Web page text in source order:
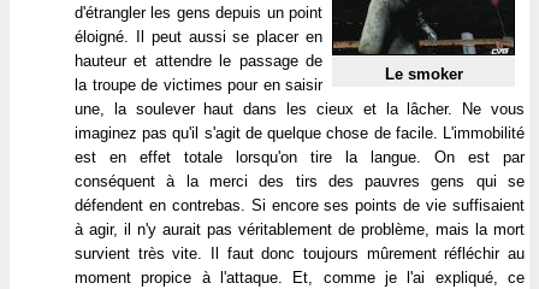
Le smoker
d'étrangler les gens depuis un point
éloigné. Il peut aussi se placer en
hauteur et attendre le passage de
la troupe de victimes pour en saisir
une, la soulever haut dans les cieux et la lâcher. Ne vous
imaginez pas qu'il s'agit de quelque chose de facile. L'immobilité
est en effet totale lorsqu'on tire la langue. On est par
conséquent à la merci des tirs des pauvres gens qui se
défendent en contrebas. Si encore ses points de vie suffisaient
à agir, il n'y aurait pas véritablement de problème, mais la mort
survient très vite. Il faut donc toujours mûrement réfléchir au
moment propice à l'attaque. Et, comme je l'ai expliqué, ce